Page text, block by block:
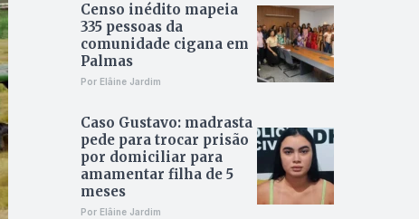
Censo inédito mapeia
335 pessoas da
comunidade cigana em
Palmas
Por Elâine Jardim
Caso Gustavo: madrasta
pede para trocar prisão
por domiciliar para
amamentar filha de 5
meses
Por Elâine Jardim